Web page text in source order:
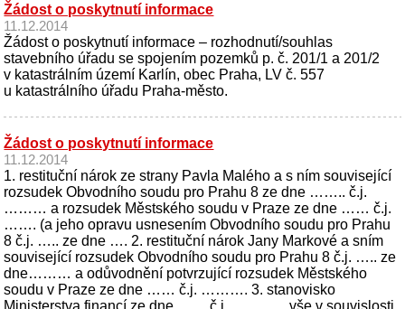
Žádost o poskytnutí informace
11.12.2014
Žádost o poskytnutí informace – rozhodnutí/souhlas
stavebního úřadu se spojením pozemků p. č. 201/1 a 201/2
v katastrálním území Karlín, obec Praha, LV č. 557
u katastrálního úřadu Praha-město.
Žádost o poskytnutí informace
11.12.2014
1. restituční nárok ze strany Pavla Malého a s ním související
rozsudek Obvodního soudu pro Prahu 8 ze dne …….. č.j.
……… a rozsudek Městského soudu v Praze ze dne …… č.j.
……. (a jeho opravu usnesením Obvodního soudu pro Prahu
8 č.j. ….. ze dne …. 2. restituční nárok Jany Markové a sním
související rozsudek Obvodního soudu pro Prahu 8 č.j. ….. ze
dne……… a odůvodnění potvrzující rozsudek Městského
soudu v Praze ze dne …… č.j. ………. 3. stanovisko